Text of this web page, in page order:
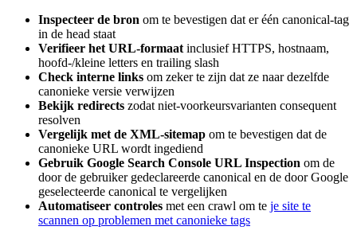
Inspecteer de bron om te bevestigen dat er één canonical-tag
in de head staat
Verifieer het URL-formaat inclusief HTTPS, hostnaam,
hoofd-/kleine letters en trailing slash
Check interne links om zeker te zijn dat ze naar dezelfde
canonieke versie verwijzen
Bekijk redirects zodat niet-voorkeursvarianten consequent
resolven
Vergelijk met de XML-sitemap om te bevestigen dat de
canonieke URL wordt ingediend
Gebruik Google Search Console URL Inspection om de
door de gebruiker gedeclareerde canonical en de door Google
geselecteerde canonical te vergelijken
Automatiseer controles met een crawl om te je site te
scannen op problemen met canonieke tags